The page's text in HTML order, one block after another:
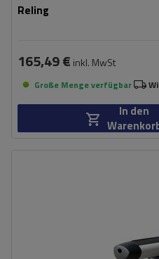
Reling
165,49 € inkl. MwSt
Große Menge verfügbar
In den